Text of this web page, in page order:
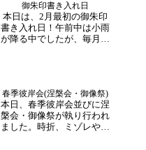
りながら聞いたり、和尚様
からの質問やクイズに元気
いっぱいに答えたり。広...
御朱印書き入れ日
本日は、2月最初の御朱印
書き入れ日！午前中は小雨
が降る中でしたが、毎月お
下さり、「良い時に来れ
て、よかったです」と月替
わりの御朱印を選ばれた
後、...
春季彼岸会(涅槃会・御像祭)
本日、春季彼岸会並びに涅
槃会・御像祭が執り行われ
ました。時折、ミゾレや強